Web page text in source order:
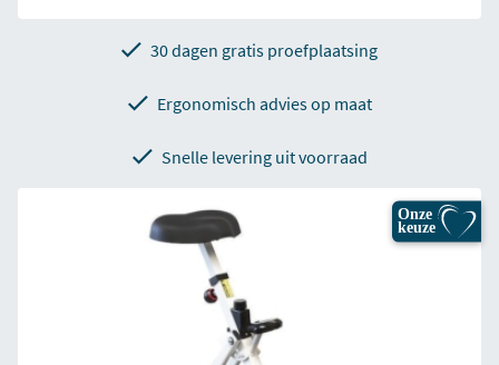
30 dagen gratis proefplaatsing
Ergonomisch advies op maat
Snelle levering uit voorraad
Onze
keuze